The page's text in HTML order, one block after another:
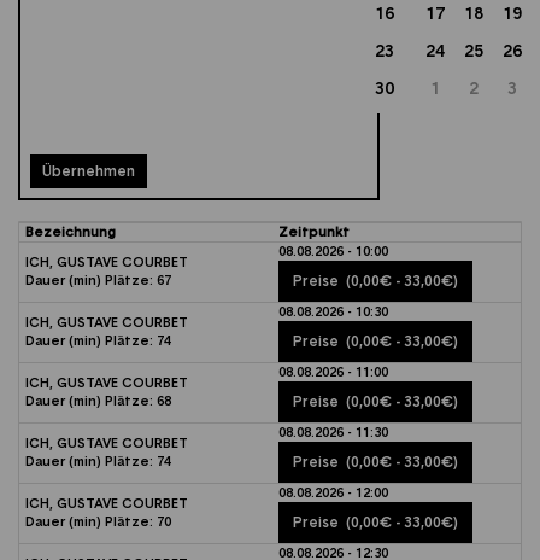
Bezeichnung
Zeitpunkt
ICH, GUSTAVE COURBET
Dauer (min) Plätze: 67
08.08.2026 - 10:00
Preise (0,00€ - 33,00€)
ICH, GUSTAVE COURBET
Dauer (min) Plätze: 74
08.08.2026 - 10:30
Preise (0,00€ - 33,00€)
ICH, GUSTAVE COURBET
Dauer (min) Plätze: 68
08.08.2026 - 11:00
Preise (0,00€ - 33,00€)
ICH, GUSTAVE COURBET
Dauer (min) Plätze: 74
08.08.2026 - 11:30
Preise (0,00€ - 33,00€)
ICH, GUSTAVE COURBET
Dauer (min) Plätze: 70
08.08.2026 - 12:00
Preise (0,00€ - 33,00€)
08.08.2026 - 12:30
16
17 18
19
23
24 25
26
30
1 2 3
Übernehmen